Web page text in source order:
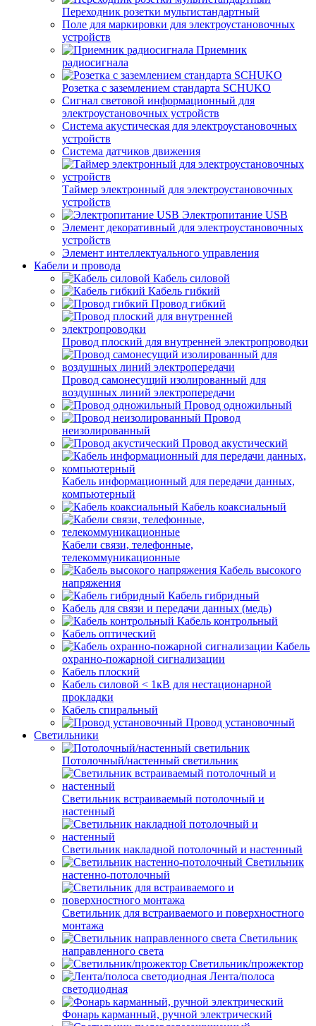
Переходник розетки мультистандартный
Поле для маркировки для электроустановочных
устройств
Приемник
радиосигнала
Розетка с заземлением стандарта SCHUKO
Сигнал световой информационный для
электроустановочных устройств
Система акустическая для электроустановочных
устройств
Система датчиков движения
Таймер электронный для электроустановочных
устройств
Электропитание USB
Элемент декоративный для электроустановочных
устройств
Элемент интеллектуального управления
Кабели и провода
Кабель силовой
Кабель гибкий
Провод гибкий
Провод плоский для внутренней электропроводки
Провод самонесущий изолированный для
воздушных линий электропередачи
Провод одножильный
Провод
неизолированный
Провод акустический
Кабель информационный для передачи данных,
компьютерный
Кабель коаксиальный
Кабели связи, телефонные,
телекоммуникационные
Кабель высокого
напряжения
Кабель гибридный
Кабель для связи и передачи данных (медь)
Кабель контрольный
Кабель оптический
Кабель
охранно-пожарной сигнализации
Кабель плоский
Кабель силовой < 1кВ для нестационарной
прокладки
Кабель спиральный
Провод установочный
Светильники
Потолочный/настенный светильник
Светильник встраиваемый потолочный и
настенный
Светильник накладной потолочный и настенный
Светильник
настенно-потолочный
Светильник для встраиваемого и поверхностного
монтажа
Светильник
направленного света
Светильник/прожектор
Лента/полоса
светодиодная
Фонарь карманный, ручной электрический